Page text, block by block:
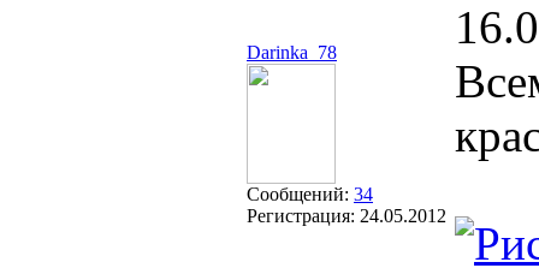
Darinka_78
Сообщений: 34
Регистрация: 24.05.2012